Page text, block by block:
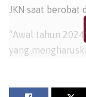
JKN saat berobat
“Awal tahun
yang